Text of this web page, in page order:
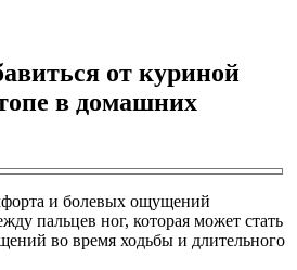
от куриной
в домашних
и болевых ощущений
пальцев ног, которая может стать
во время ходьбы и длительного